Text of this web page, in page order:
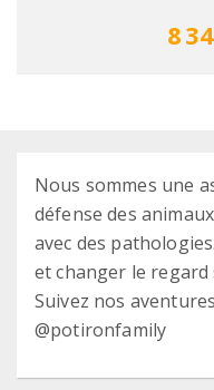
8
Nous sommes une
défense des
avec des
et changer le regard
Suivez nos
@potironfamily